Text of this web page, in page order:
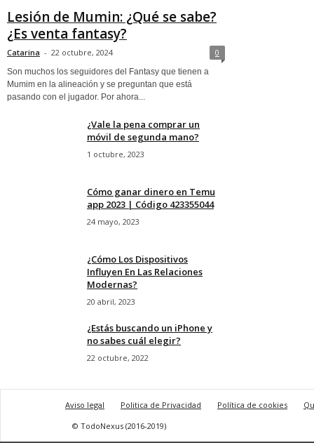
Lesión de Mumin: ¿Qué se sabe?
¿Es venta fantasy?
Catarina - 22 octubre, 2024 0
Son muchos los seguidores del Fantasy que tienen a
Mumim en la alineación y se preguntan que está
pasando con el jugador. Por ahora...
¿Vale la pena comprar un
móvil de segunda mano?
1 octubre, 2023
Cómo ganar dinero en Temu
app 2023 | Código 423355044
24 mayo, 2023
¿Cómo Los Dispositivos
Influyen En Las Relaciones
Modernas?
20 abril, 2023
¿Estás buscando un iPhone y
no sabes cuál elegir?
22 octubre, 2022
Aviso legal Politica de Privacidad Política de cookies
© TodoNexus (2016-2019)